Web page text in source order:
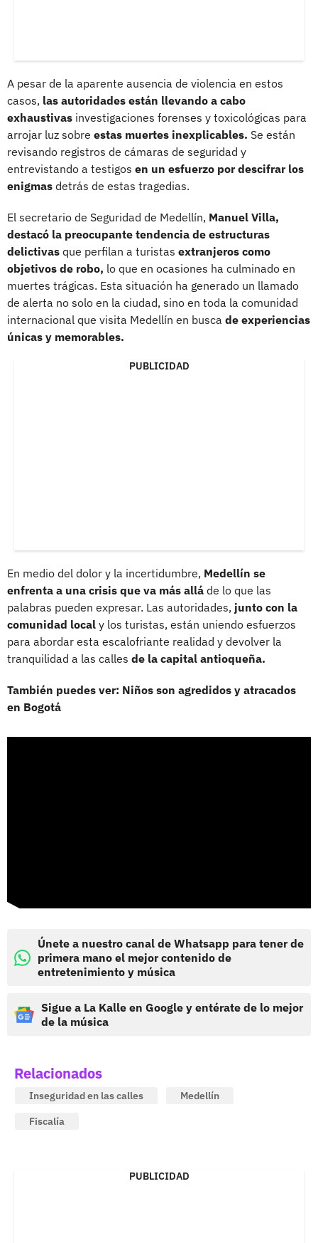
A pesar de la aparente ausencia de violencia en estos
casos, las autoridades están llevando a cabo
exhaustivas investigaciones forenses y toxicológicas para
arrojar luz sobre estas muertes inexplicables. Se están
revisando registros de cámaras de seguridad y
entrevistando a testigos en un esfuerzo por descifrar los
enigmas detrás de estas tragedias.
El secretario de Seguridad de Medellín, Manuel Villa,
destacó la preocupante tendencia de estructuras
delictivas que perfilan a turistas extranjeros como
objetivos de robo, lo que en ocasiones ha culminado en
muertes trágicas. Esta situación ha generado un llamado
de alerta no solo en la ciudad, sino en toda la comunidad
internacional que visita Medellín en busca de experiencias
únicas y memorables.
PUBLICIDAD
En medio del dolor y la incertidumbre, Medellín se
enfrenta a una crisis que va más allá de lo que las
palabras pueden expresar. Las autoridades, junto con la
comunidad local y los turistas, están uniendo esfuerzos
para abordar esta escalofriante realidad y devolver la
tranquilidad a las calles de la capital antioqueña.
También puedes ver: Niños son agredidos y atracados
en Bogotá
Únete a nuestro canal de Whatsapp para tener de
primera mano el mejor contenido de
entretenimiento y música
Sigue a La Kalle en Google y entérate de lo mejor
de la música
Relacionados
Inseguridad en las calles
Medellín
Fiscalía
PUBLICIDAD